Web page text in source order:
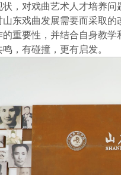
，对戏曲艺术人才培养
东戏曲发展需要而采取
重要性，并结合自身教
，有碰撞，更有启发。